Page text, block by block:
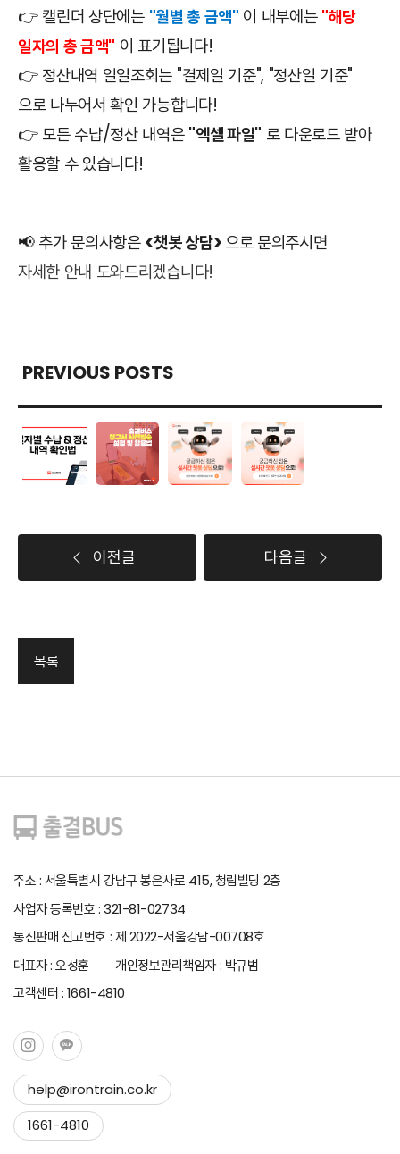
👉캘린더 상단에는 "월별 총 금액" 이 내부에는 "해당
일자의 총 금액" 이 표기됩니다!
👉정산내역 일일조회는 "결제일 기준", "정산일 기준"
으로 나누어서 확인 가능합니다!
👉모든 수납/정산 내역은"엑셀 파일" 로 다운로드 받아
활용할 수 있습니다!
📢 추가 문의사항은<챗봇 상담>으로 문의주시면
자세한 안내 도와드리겠습니다!
PREVIOUS POSTS
이전글 다음글
목록
주소 : 서울특별시 강남구 봉은사로 415, 청림빌딩 2층
사업자 등록번호 : 321-81-02734
통신판매 신고번호 : 제 2022-서울강남-00708호
대표자 : 오성훈 개인정보관리책임자 : 박규범
고객센터 : 1661-4810
help@irontrain.co.kr
Copy to clipboard
Copied !
1661-4810